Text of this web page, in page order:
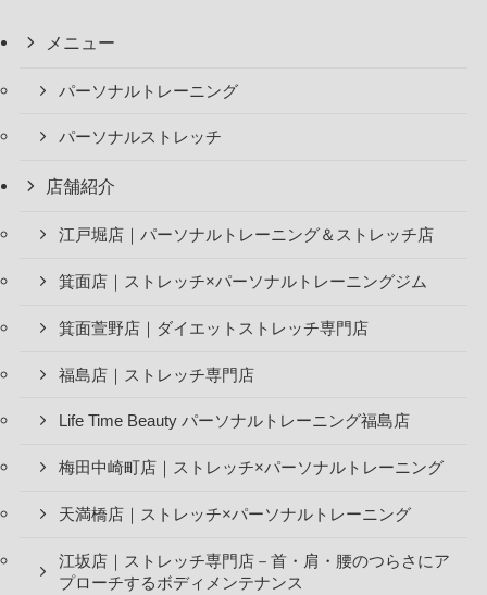
メニュー
パーソナルトレーニング
パーソナルストレッチ
店舗紹介
江戸堀店｜パーソナルトレーニング＆ストレッチ店
箕面店｜ストレッチ×パーソナルトレーニングジム
箕面萱野店｜ダイエットストレッチ専門店
福島店｜ストレッチ専門店
Life Time Beauty パーソナルトレーニング福島店
梅田中崎町店｜ストレッチ×パーソナルトレーニング
天満橋店｜ストレッチ×パーソナルトレーニング
江坂店｜ストレッチ専門店－首・肩・腰のつらさにア
プローチするボディメンテナンス